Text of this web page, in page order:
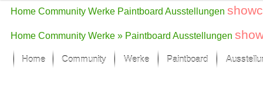
Home Community Werke Paintboard Ausstellungen
Home Community Werke » Paintboard Ausstellungen
Home Community Werke Paintboard